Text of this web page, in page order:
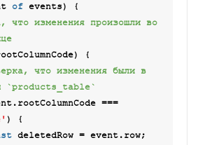
of events) {
что изменения произошли во
{
что изменения были в
`products_table`
) {
deletedRow = event.row;